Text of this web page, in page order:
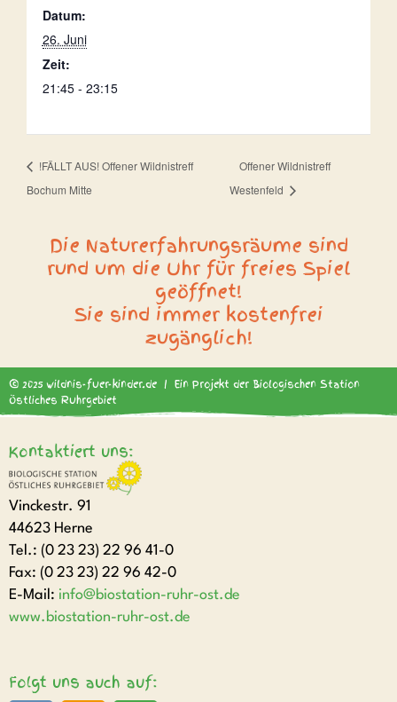
Datum:
26. Juni
Zeit:
21:45 - 23:15
!FÄLLT AUS! Offener Wildnistreff
Bochum Mitte
Offener Wildnistreff
Westenfeld
Die Naturerfahrungsräume sind
rund um die Uhr für freies Spiel
geöffnet!
Sie sind immer kostenfrei
zugänglich!
© 2025 wildnis-fuer-kinder.de | Ein Projekt der Biologischen Station
Östliches Ruhrgebiet
Kontaktiert uns:
Vinckestr. 91
44623 Herne
Tel.: (0 23 23) 22 96 41-0
Fax: (0 23 23) 22 96 42-0
E-Mail: info@biostation-ruhr-ost.de
www.biostation-ruhr-ost.de
Folgt uns auch auf: